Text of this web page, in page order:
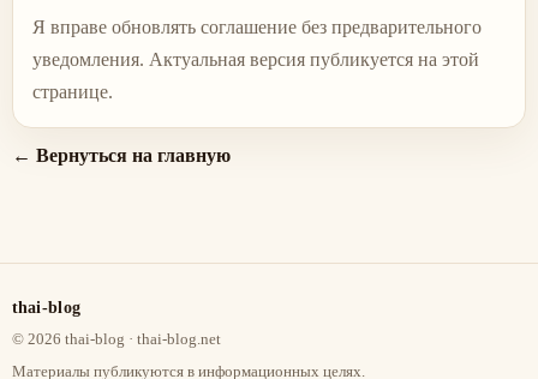
Я вправе обновлять соглашение без предварительного
уведомления. Актуальная версия публикуется на этой
странице.
← Вернуться на главную
thai-blog
© 2026 thai-blog · thai-blog.net
Материалы публикуются в информационных целях.